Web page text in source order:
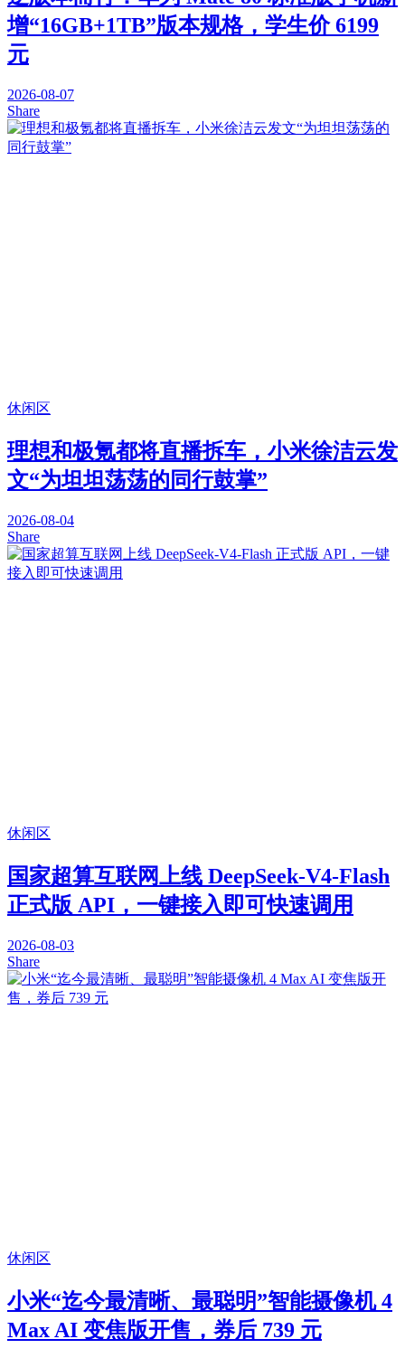
增“16GB+1TB”版本规格，学生价 6199
元
2026-08-07
Share
休闲区
理想和极氪都将直播拆车，小米徐洁云发
文“为坦坦荡荡的同行鼓掌”
2026-08-04
Share
休闲区
国家超算互联网上线 DeepSeek-V4-Flash
正式版 API，一键接入即可快速调用
2026-08-03
Share
休闲区
小米“迄今最清晰、最聪明”智能摄像机 4
Max AI 变焦版开售，券后 739 元